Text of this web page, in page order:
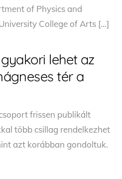
of Physics and
College of Arts […]
lehet az
tér a
frissen publikált
több csillag rendelkezhet
azt korábban gondoltuk.